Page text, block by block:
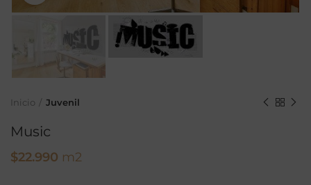
Inicio Juvenil
Music
$22.990 m2